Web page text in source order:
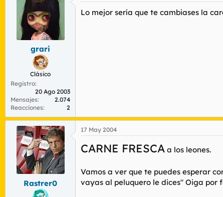
grari
Clásico
Registro
20 Ago 2003
Mensajes
2.074
Reacciones
2
Lo mejor sería que te cambiases la
Rastrer0
17 May 2004
CARNE FRESCA a los leones.
Vamos a ver que te puedes esperar
vayas al peluquero le dices" Oiga